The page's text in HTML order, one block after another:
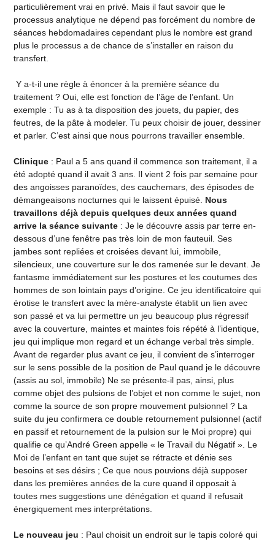
particulièrement vrai en privé. Mais il faut savoir que le
processus analytique ne dépend pas forcément du nombre de
séances hebdomadaires cependant plus le nombre est grand
plus le processus a de chance de s’installer en raison du
transfert.
Y a-t-il une règle à énoncer à la première séance du
traitement ? Oui, elle est fonction de l’âge de l’enfant. Un
exemple : Tu as à ta disposition des jouets, du papier, des
feutres, de la pâte à modeler. Tu peux choisir de jouer, dessiner
et parler. C’est ainsi que nous pourrons travailler ensemble.
Clinique : Paul a 5 ans quand il commence son traitement, il a
été adopté quand il avait 3 ans. Il vient 2 fois par semaine pour
des angoisses paranoïdes, des cauchemars, des épisodes de
démangeaisons nocturnes qui le laissent épuisé. Nous
travaillons déjà depuis quelques deux années quand
arrive la séance suivante : Je le découvre assis par terre en-
dessous d’une fenêtre pas très loin de mon fauteuil. Ses
jambes sont repliées et croisées devant lui, immobile,
silencieux, une couverture sur le dos ramenée sur le devant. Je
fantasme immédiatement sur les postures et les coutumes des
hommes de son lointain pays d’origine. Ce jeu identificatoire qui
érotise le transfert avec la mère-analyste établit un lien avec
son passé et va lui permettre un jeu beaucoup plus régressif
avec la couverture, maintes et maintes fois répété à l’identique,
jeu qui implique mon regard et un échange verbal très simple.
Avant de regarder plus avant ce jeu, il convient de s’interroger
sur le sens possible de la position de Paul quand je le découvre
(assis au sol, immobile) Ne se présente-il pas, ainsi, plus
comme objet des pulsions de l’objet et non comme le sujet, non
comme la source de son propre mouvement pulsionnel ? La
suite du jeu confirmera ce double retournement pulsionnel (actif
en passif et retournement de la pulsion sur le Moi propre) qui
qualifie ce qu’André Green appelle « le Travail du Négatif ». Le
Moi de l’enfant en tant que sujet se rétracte et dénie ses
besoins et ses désirs ; Ce que nous pouvions déjà supposer
dans les premières années de la cure quand il opposait à
toutes mes suggestions une dénégation et quand il refusait
énergiquement mes interprétations.
Le nouveau jeu : Paul choisit un endroit sur le tapis coloré qui